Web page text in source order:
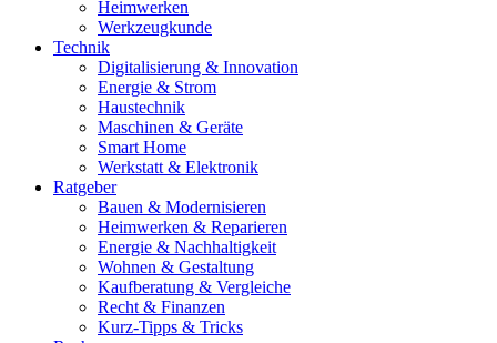
Heimwerken
Werkzeugkunde
Technik
Digitalisierung & Innovation
Energie & Strom
Haustechnik
Maschinen & Geräte
Smart Home
Werkstatt & Elektronik
Ratgeber
Bauen & Modernisieren
Heimwerken & Reparieren
Energie & Nachhaltigkeit
Wohnen & Gestaltung
Kaufberatung & Vergleiche
Recht & Finanzen
Kurz-Tipps & Tricks